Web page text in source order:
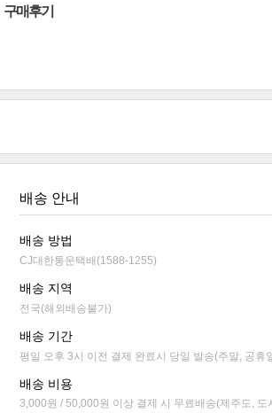
구매후기
배송 안내
배송 방법
CJ대한통운택배(1588-1255)
배송 지역
전국(해외배송불가)
배송 기간
평일 오후 3시 이전 결제 완료시 당일 발송(주말, 공휴
배송 비용
3,000원 / 50,000원 이상 결제 시 무료배송(제주도, 도